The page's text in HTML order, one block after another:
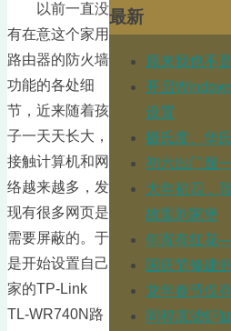
以前一直没
有在意这个家用
路由器的防火墙
功能的各处细
节，近来随着孩
子一天天长大，
接触计算机和网
络越来越多，发
现有很多网页是
需要屏蔽的。于
是开始设置自己
家的TP-Link
TL-WR740N路
最新
原来我也不
开启
设置
摄氏度、华
初六出门遛
大年初四，
故里刘家堡
年宵有红花
国庆节修建
龙年春节仅
同程底滤虾